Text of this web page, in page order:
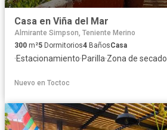
Casa en Viña del Mar
Almirante Simpson, Teniente Merino
300 m²5 Dormitorios4 BañosCasa
·Estacionamiento·Parilla·Zona de secado
Nuevo en Toctoc